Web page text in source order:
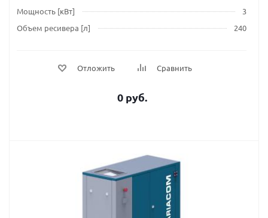
Мощность [кВт]
3
Объем ресивера [л]
240
Отложить Сравнить
0 руб.